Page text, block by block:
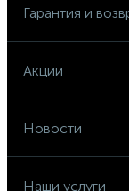
Гарантия и
Акции
Новости
Наши услуги